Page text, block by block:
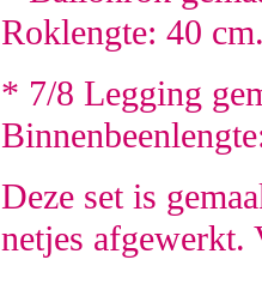
Roklengte: 40
* 7/8 Legging
Deze set is
netjes afgewerkt.